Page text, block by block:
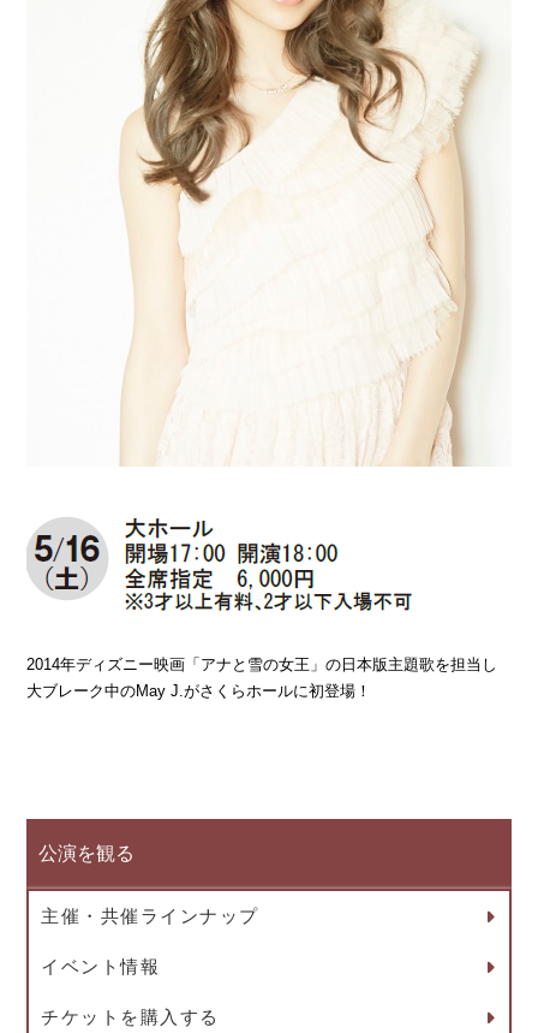
公演を観る
主催・共催ラインナップ
イベント情報
チケットを購入する
2014年ディズニー映画「アナと雪の女王」の日本版主題歌を担当し
大ブレーク中のMay J.がさくらホールに初登場！